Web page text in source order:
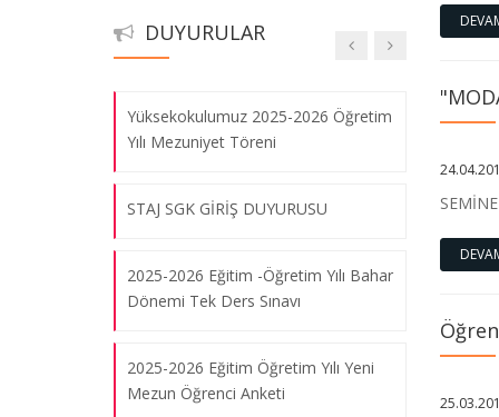
DUYURULAR
Kullanım Durumunun Analizi Anket
Yüksekokulumuz 2025-2026 Öğretim
Yılı Mezuniyet Töreni
STAJ SGK GİRİŞ DUYURUSU
2025-2026 Eğitim -Öğretim Yılı Bahar
Dönemi Tek Ders Sınavı
2025-2026 Eğitim Öğretim Yılı Yeni
Mezun Öğrenci Anketi